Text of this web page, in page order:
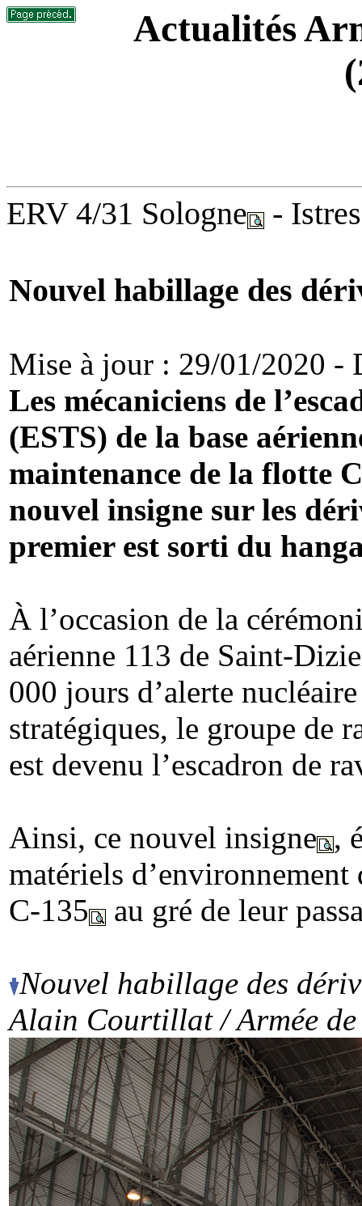
Actualités
ERV 4/31 Sologne - Istres
Nouvel habillage des
Mise à jour : 29/01/2020 -
Les mécaniciens de
(ESTS) de la base
maintenance de la flotte
nouvel insigne sur les
premier est sorti du
À l’occasion de la
aérienne 113 de Saint-
000 jours d’alerte
stratégiques, le groupe de
est devenu l’escadron de
Ainsi, ce nouvel insigne ,
matériels
C-135
au gré de leur
Nouvel habillage des
Alain Courtillat / Armée